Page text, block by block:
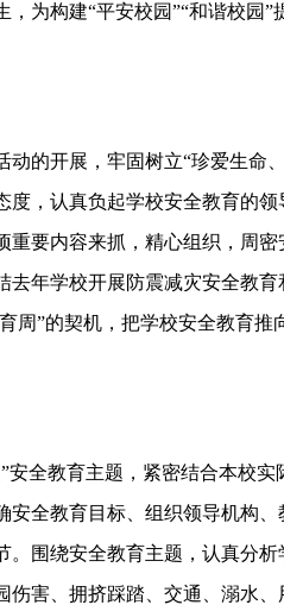
为构建“平安校园”“和谐校园
的开展，牢固树立“珍爱生命
度，认真负起学校安全教育的
重要内容来抓，精心组织，周
去年学校开展防震减灾安全教
周”的契机，把学校安全教育
安全教育主题，紧密结合本校
安全教育目标、组织领导机构
。围绕安全教育主题，认真分
伤害、拥挤踩踏、交通、溺水